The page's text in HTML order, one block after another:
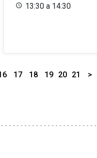
13:30 a 14:30
17 18 19 20 21 >